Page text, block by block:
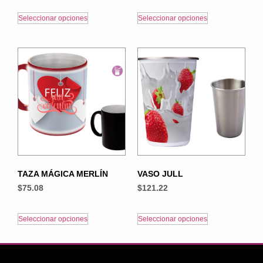
Seleccionar opciones Seleccionar opciones
TAZA MÁGICA MERLÍN
$75.08
Seleccionar opciones
VASO JULL
$121.22
Seleccionar opciones